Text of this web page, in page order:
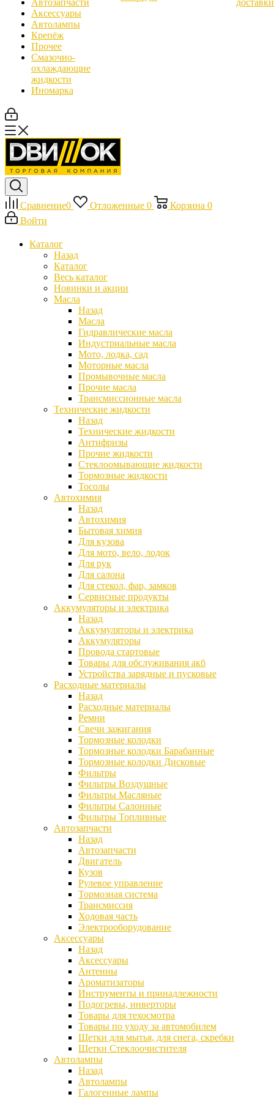
Автозапчасти
Аксессуары
Автолампы
Крепёж
Прочее
Смазочно-
охлаждающие
жидкости
Иномарка
доставки
Сравнение0 Отложенные 0 Корзина 0
Войти
Каталог
Назад
Каталог
Весь каталог
Новинки и акции
Масла
Назад
Масла
Гидравлические масла
Индустриальные масла
Мото, лодка, сад
Моторные масла
Промывочные масла
Прочие масла
Трансмиссионные масла
Технические жидкости
Назад
Технические жидкости
Антифризы
Прочие жидкости
Стеклоомывающие жидкости
Тормозные жидкости
Тосолы
Автохимия
Назад
Автохимия
Бытовая химия
Для кузова
Для мото, вело, лодок
Для рук
Для салона
Для стекол, фар, замков
Сервисные продукты
Аккумуляторы и электрика
Назад
Аккумуляторы и электрика
Аккумуляторы
Провода стартовые
Товары для обслуживания акб
Устройства зарядные и пусковые
Расходные материалы
Назад
Расходные материалы
Ремни
Свечи зажигания
Тормозные колодки
Тормозные колодки Барабанные
Тормозные колодки Дисковые
Фильтры
Фильтры Воздушные
Фильтры Масляные
Фильтры Салонные
Фильтры Топливные
Автозапчасти
Назад
Автозапчасти
Двигатель
Кузов
Рулевое управление
Тормозная система
Трансмиссия
Ходовая часть
Электрооборудование
Аксессуары
Назад
Аксессуары
Антенны
Ароматизаторы
Инструменты и принадлежности
Подогревы, инверторы
Товары для техосмотра
Товары по уходу за автомобилем
Щетки для мытья, для снега, скребки
Щетки Стеклоочистителя
Автолампы
Назад
Автолампы
Галогенные лампы